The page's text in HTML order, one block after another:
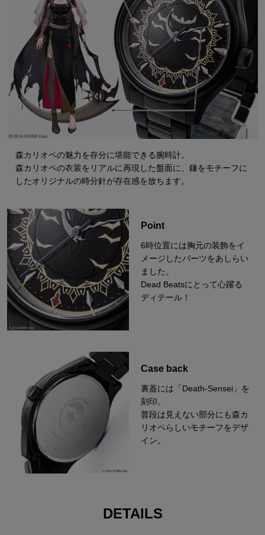
森カリオペの魅力を存分に堪能できる腕時計。
森カリオペの衣装をリアルに再現した盤面に、鎌をモチーフに
したオリジナルの時分針が存在感を放ちます。
Point
6時位置には胸元の装飾をイ
メージしたパーツをあしらい
ました。
Dead Beatsにとって心躍る
ディテール！
Case back
裏蓋には「Death-Sensei」を
刻印。
普段は見えない部分にも森カ
リオペらしいモチーフをデザ
イン。
DETAILS